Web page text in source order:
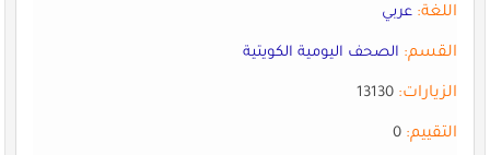
اللغة: عربي
القسم: الصحف اليومية الكويتية
الزيارات:13130
التقييم:0